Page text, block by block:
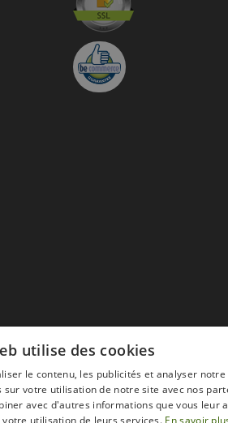
utilise des cookies
le contenu, les publicités et analyser
votre utilisation de notre site avec nos
avec d'autres informations que vous leur
utilisation de leurs services. En savoir